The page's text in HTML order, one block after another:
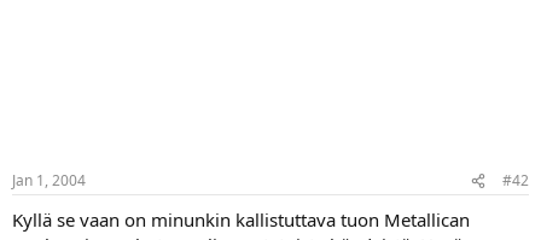
Jan 1, 2004 #42
Kyllä se vaan on minunkin kallistuttava tuon Metallican